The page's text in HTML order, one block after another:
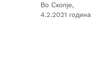
Во Скопје,
4.2.2021 година